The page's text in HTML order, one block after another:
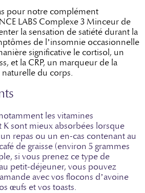
pour notre complément
LABS Complexe 3 Minceur de
la sensation de satiété durant la
de l’insomnie occasionnelle
significative le cortisol, un
et la CRP, un marqueur de la
du corps.
les vitamines
K sont mieux absorbées lorsque
repas ou un en-cas contenant au
de graisse (environ 5 grammes
si vous prenez ce type de
petit-déjeuner, vous pouvez
avec vos flocons d’avoine
œufs et vos toasts.